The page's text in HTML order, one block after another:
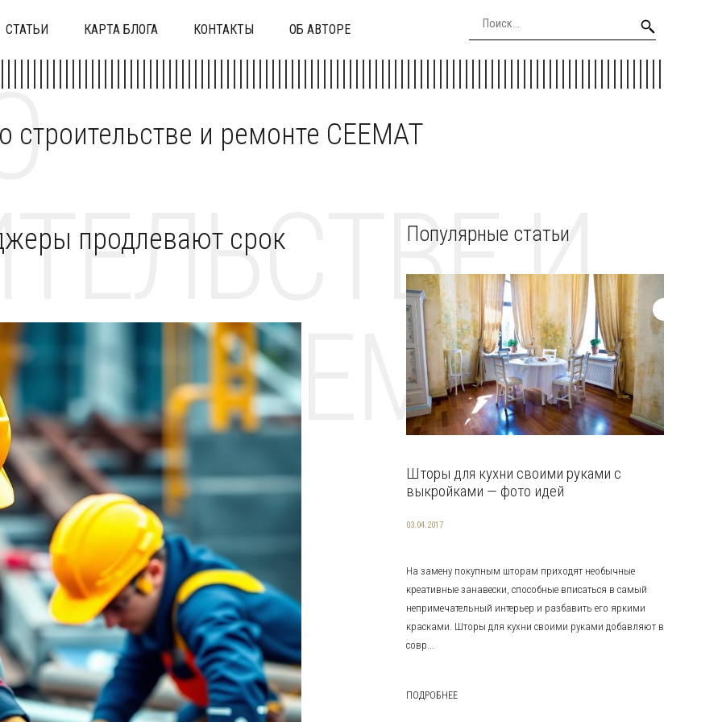
СТАТЬИ КАРТА БЛОГА КОНТАКТЫ ОБ АВТОРЕ
строительстве и ремонте CEEMAT
И
CEEMAT
продлевают срок Популярные статьи
Шторы для кухни своими руками с
выкройками — фото идей
03.04.2017
На замену покупным шторам приходят необычные
креативные занавески, способные вписаться в самый
непримечательный интерьер и разбавить его яркими
красками. Шторы для кухни своими руками добавляют в
совр...
ПОДРОБНЕЕ